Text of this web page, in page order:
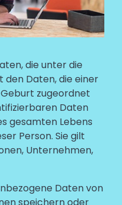
die unter die
den Daten, die einer
zugeordnet
Daten
gesamten Lebens
Person. Sie gilt
Unternehmen,
Daten von